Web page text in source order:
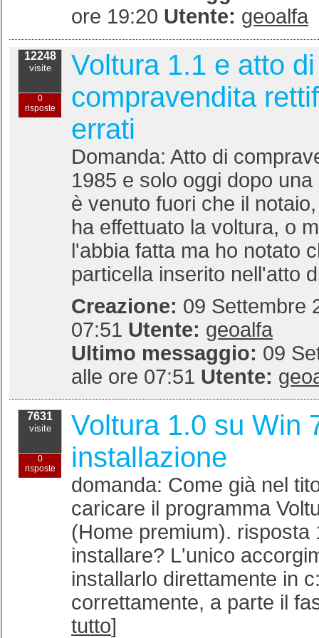
ore 19:20 Utente: geoalfa
12248
visite
0
risposte
Voltura 1.1 e atto di
compravendita
errati
Domanda: Atto di
1985 e solo oggi dopo
è venuto fuori che il
ha effettuato la voltura, o
l'abbia fatta ma ho notato
particella inserito nell'atto
Creazione: 09 Settembre
07:51 Utente: geoalfa
Ultimo messaggio: 09
alle ore 07:51 Utente:
7631
visite
0
risposte
Voltura 1.0 su Win
installazione
domanda: Come già nel
caricare il programma
(Home premium). risposta
installare? L'unico
installarlo direttamente in
correttamente, a parte il
tutto]